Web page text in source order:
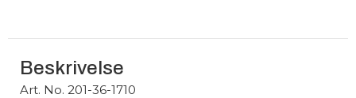
Beskrivelse
Art. No. 201-36-1710